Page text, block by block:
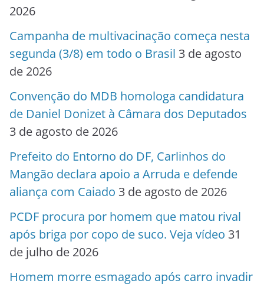
2026
Campanha de multivacinação começa nesta
segunda (3/8) em todo o Brasil 3 de agosto
de 2026
Convenção do MDB homologa candidatura
de Daniel Donizet à Câmara dos Deputados
3 de agosto de 2026
Prefeito do Entorno do DF, Carlinhos do
Mangão declara apoio a Arruda e defende
aliança com Caiado 3 de agosto de 2026
PCDF procura por homem que matou rival
após briga por copo de suco. Veja vídeo 31
de julho de 2026
Homem morre esmagado após carro invadir